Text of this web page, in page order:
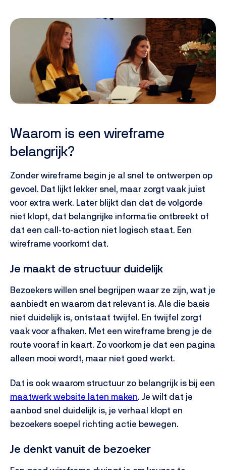
Waarom is een wireframe
belangrijk?
Zonder wireframe begin je al snel te ontwerpen op
gevoel. Dat lijkt lekker snel, maar zorgt vaak juist
voor extra werk. Later blijkt dan dat de volgorde
niet klopt, dat belangrijke informatie ontbreekt of
dat een call-to-action niet logisch staat. Een
wireframe voorkomt dat.
Je maakt de structuur duidelijk
Bezoekers willen snel begrijpen waar ze zijn, wat je
aanbiedt en waarom dat relevant is. Als die basis
niet duidelijk is, ontstaat twijfel. En twijfel zorgt
vaak voor afhaken. Met een wireframe breng je de
route vooraf in kaart. Zo voorkom je dat een pagina
alleen mooi wordt, maar niet goed werkt.
Dat is ook waarom structuur zo belangrijk is bij een
maatwerk website laten maken. Je wilt dat je
aanbod snel duidelijk is, je verhaal klopt en
bezoekers soepel richting actie bewegen.
Je denkt vanuit de bezoeker